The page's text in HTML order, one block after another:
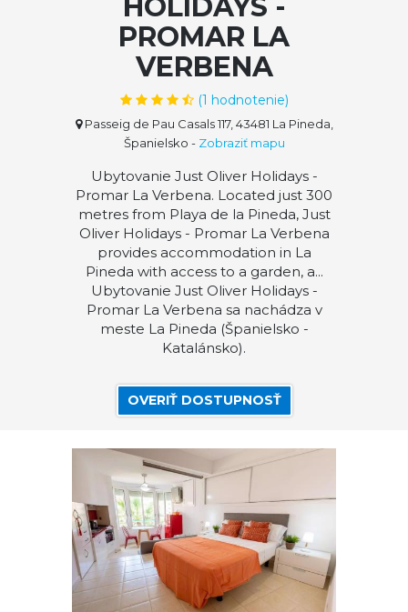
HOLIDAYS -
PROMAR LA
VERBENA
(1 hodnotenie)
Passeig de Pau Casals 117, 43481 La Pineda,
Španielsko - Zobraziť mapu
Ubytovanie Just Oliver Holidays -
Promar La Verbena. Located just 300
metres from Playa de la Pineda, Just
Oliver Holidays - Promar La Verbena
provides accommodation in La
Pineda with access to a garden, a...
Ubytovanie Just Oliver Holidays -
Promar La Verbena sa nachádza v
meste La Pineda (Španielsko -
Katalánsko).
OVERIŤ DOSTUPNOSŤ